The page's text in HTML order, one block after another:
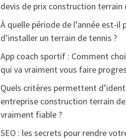
devis de prix construction terrain
À quelle période de l’année est-il
d’installer un terrain de tennis ?
App coach sportif : Comment
qui va vraiment vous faire
Quels critères permettent
entreprise construction terrain
vraiment fiable ?
SEO : les secrets pour rendre